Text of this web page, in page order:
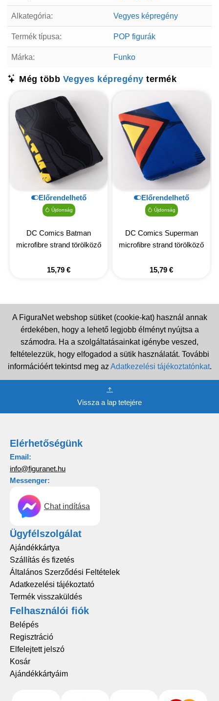
Alkategória: Vegyes képregény
Termék típusa: POP figurák
Márka: Funko
Még több Vegyes képregény termék
Előrendelhető
Újdonság
DC Comics Batman
microfibre strand törölköző
15,79 €
Előrendelhető
Újdonság
DC Comics Superman
microfibre strand törölköző
15,79 €
A FiguraNet webshop sütiket (cookie-kat) használ annak
érdekében, hogy a lehető legjobb élményt nyújtsa a
számodra. Ha a szolgáltatásainkat igénybe veszed,
feltételezzük, hogy elfogadod a sütik használatát. További
információért tekintsd meg az Adatkezelési tájékoztatónkat.
Vissza a lap tetejére
Elérhetőségünk
Email:
info@figuranet.hu
Messenger:
Chat indítása
Ügyfélszolgálat
Ajándékkártya
Szállítás és fizetés
Általános Szerződési Feltételek
Adatkezelési tájékoztató
Termék visszaküldés
Felhasználói fiók
Belépés
Regisztráció
Elfelejtett jelszó
Kosár
Ajándékkártyáim